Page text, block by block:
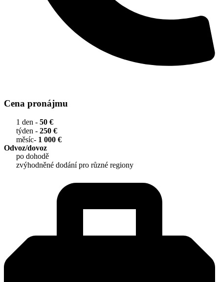
Cena pronájmu
1 den - 50 €
týden - 250 €
měsíc- 1 000 €
Odvoz/dovoz
po dohodě
zvýhodněné dodání pro různé regiony